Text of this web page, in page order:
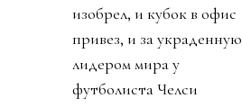
изобрел, и кубок в офис
привез, и за украденную
лидером мира у
футболиста Челси